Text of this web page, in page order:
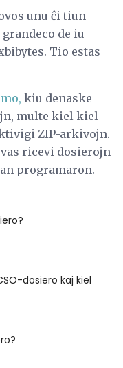
unu ĉi tiun
de iu
Tio estas
kiu denaske
multe kiel kiel
ZIP-arkivojn.
ricevi dosierojn
programaron.
dosiero kaj kiel